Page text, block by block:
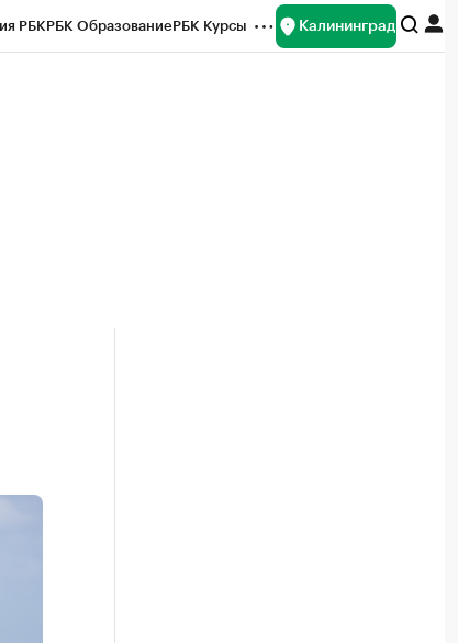
РБКРБК ОбразованиеРБК Курсы Калининград